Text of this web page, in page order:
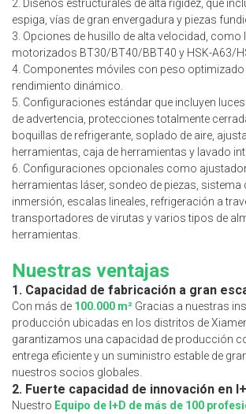
2. Diseños estructurales de alta rigidez, que
espiga, vías de gran envergadura y piezas
3. Opciones de husillo de alta velocidad, como
motorizados BT30/BT40/BBT40 y HSK-A63/
4. Componentes móviles con peso optimizado
rendimiento dinámico.
5. Configuraciones estándar que incluyen
de advertencia, protecciones totalmente
boquillas de refrigerante, soplado de aire,
herramientas, caja de herramientas y lavado
6. Configuraciones opcionales como
herramientas láser, sondeo de piezas,
inmersión, escalas lineales, refrigeración a
transportadores de virutas y varios tipos de
herramientas.
Nuestras ventajas
1. Capacidad de fabricación a gran
Con más de 100.000 m² Gracias a nuestras
producción ubicadas en los distritos de
garantizamos una capacidad de producción
entrega eficiente y un suministro estable de
nuestros socios globales.
2. Fuerte capacidad de innovación en
Nuestro Equipo de I+D de más de 100